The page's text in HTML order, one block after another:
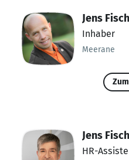
Jens
Inhaber
Meerane
Jens
HR-